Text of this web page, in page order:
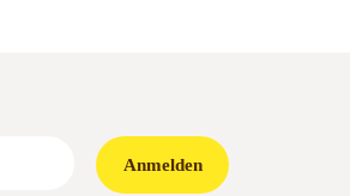
Anmelden